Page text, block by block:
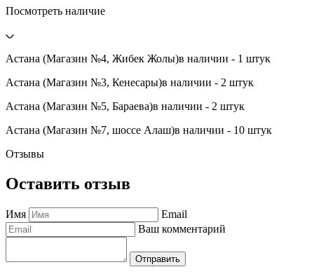
Посмотреть наличие
Астана (Магазин №4, Жибек Жолы)в наличии - 1 штук
Астана (Магазин №3, Кенесары)в наличии - 2 штук
Астана (Магазин №5, Бараева)в наличии - 2 штук
Астана (Магазин №7, шоссе Алаш)в наличии - 10 штук
Отзывы
Оставить отзыв
Имя
Email
Ваш комментарий
Отправить